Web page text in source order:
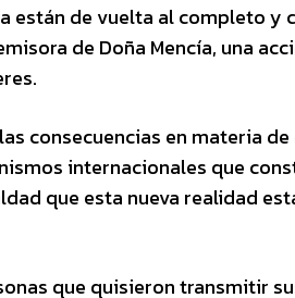
están de vuelta al completo y
de Doña Mencía, una
consecuencias en materia
internacionales que
que esta nueva realidad
que quisieron transmitir